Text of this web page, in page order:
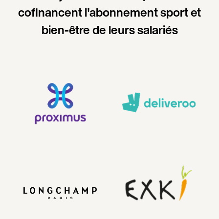
cofinancent l'abonnement sport et
bien-être de leurs salariés